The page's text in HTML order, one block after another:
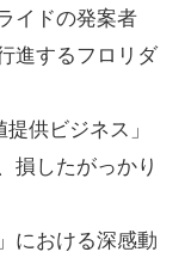
イドの発案者
進するフロリダ
供ビジネス」
損したがっかり
における深感動